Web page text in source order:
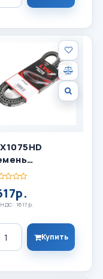
НДС: 1617р.
Купить